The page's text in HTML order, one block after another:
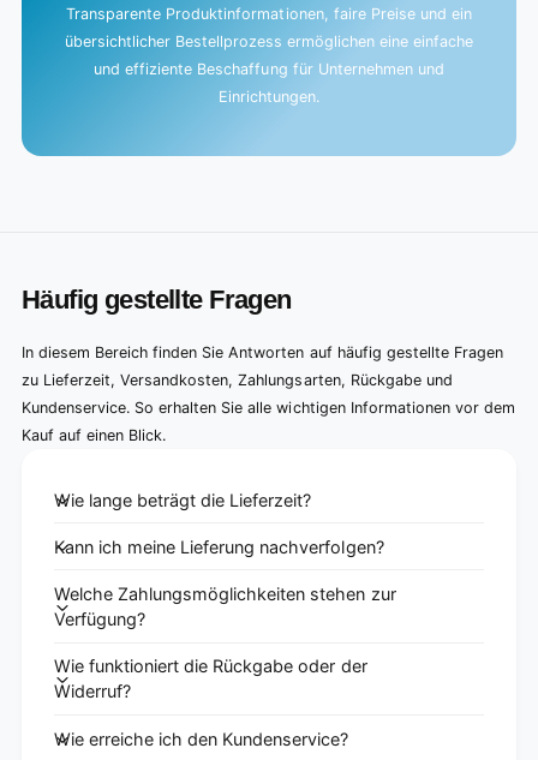
Transparente Produktinformationen, faire Preise und ein
übersichtlicher Bestellprozess ermöglichen eine einfache
und effiziente Beschaffung für Unternehmen und
Einrichtungen.
Häufig gestellte Fragen
In diesem Bereich finden Sie Antworten auf häufig gestellte Fragen
zu Lieferzeit, Versandkosten, Zahlungsarten, Rückgabe und
Kundenservice. So erhalten Sie alle wichtigen Informationen vor dem
Kauf auf einen Blick.
Wie lange beträgt die Lieferzeit?
Kann ich meine Lieferung nachverfolgen?
Welche Zahlungsmöglichkeiten stehen zur
Verfügung?
Wie funktioniert die Rückgabe oder der
Widerruf?
Wie erreiche ich den Kundenservice?